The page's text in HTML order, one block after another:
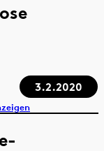
3.2.2020